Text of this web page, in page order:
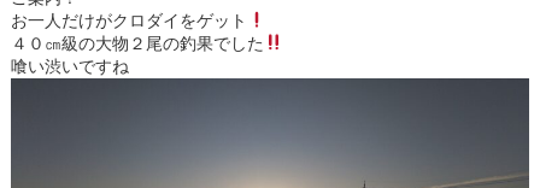
お一人だけがクロダイをゲット
４０㎝級の大物２尾の釣果でした
喰い渋いですね